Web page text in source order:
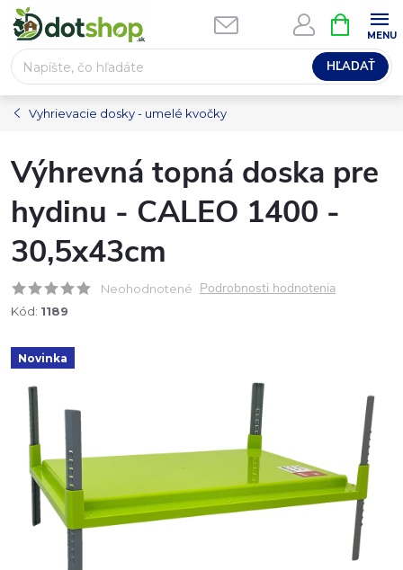
Prejsť
na
obsah
HĽADAŤ
KOŠÍK
Vyhrievacie dosky - umelé kvočky
Výhrevná topná doska pre
hydinu - CALEO 1400 -
30,5x43cm
Neohodnotené Podrobnosti hodnotenia
Kód: 1189
Novinka